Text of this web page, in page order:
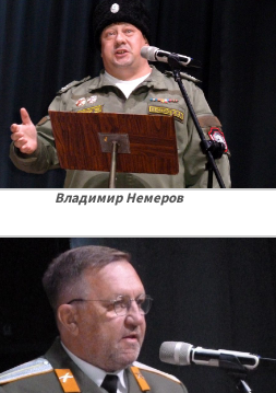
Владимир Немеров